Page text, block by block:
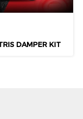
DAMPER KIT